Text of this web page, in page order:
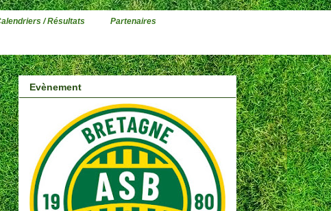
/ Résultats Partenaires
Evènement